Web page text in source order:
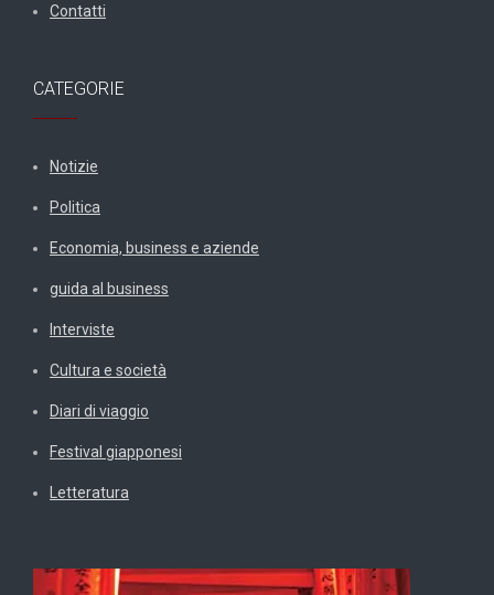
Contatti
CATEGORIE
Notizie
Politica
Economia, business e aziende
guida al business
Interviste
Cultura e società
Diari di viaggio
Festival giapponesi
Letteratura